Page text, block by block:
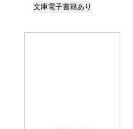
文庫電子書籍あり